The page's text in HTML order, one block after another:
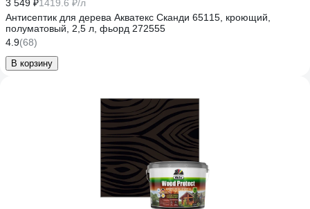
3 549 ₽1419.6 ₽/л
Антисептик для дерева Акватекс Сканди 65115, кроющий,
полуматовый, 2,5 л, фьорд 272555
4.9(68)
В корзину